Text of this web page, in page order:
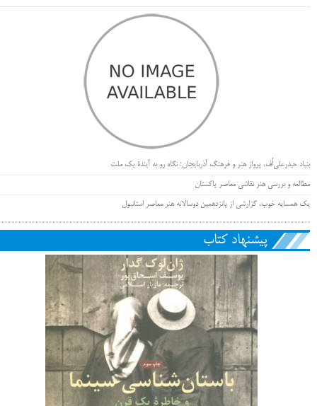
بنیاد حیدرعلی‌اُف، پرواز هنر و فرهنگ آذربایجان؛ نگاه رو به آیندۀ یک ملت
مطالعه و بررسی هنر نقاشی معاصر پاکستان
یک همسایه خوب، گزارشی از پانزدهمین دوسالانه هنر معاصر استانبول
پیشنهاد کتاب